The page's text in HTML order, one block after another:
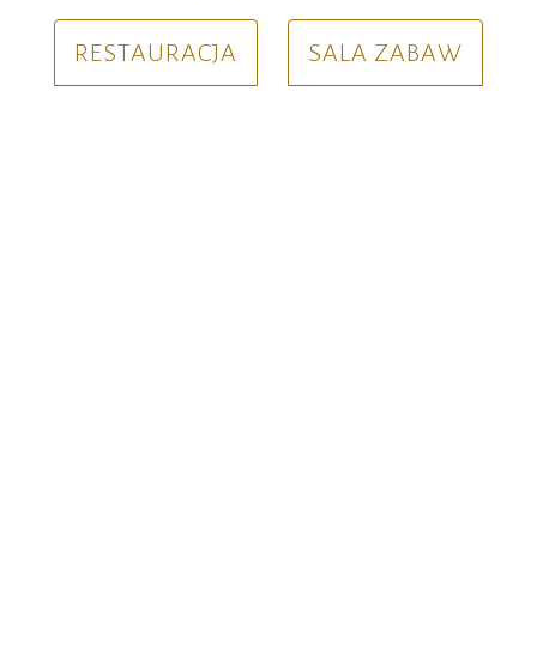
RESTAURACJA SALA ZABAW